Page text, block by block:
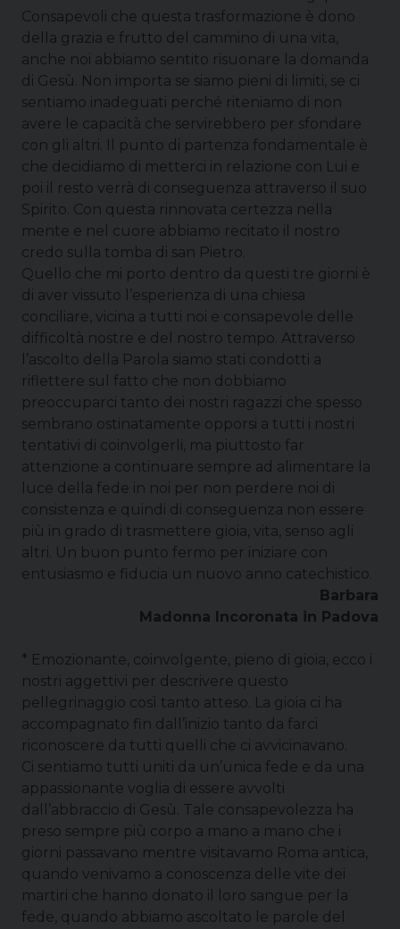
Consapevoli che questa trasformazione è dono
della grazia e frutto del cammino di una vita,
anche noi abbiamo sentito risuonare la domanda
di Gesù. Non importa se siamo pieni di limiti, se ci
sentiamo inadeguati perché riteniamo di non
avere le capacità che servirebbero per sfondare
con gli altri. Il punto di partenza fondamentale è
che decidiamo di metterci in relazione con Lui e
poi il resto verrà di conseguenza attraverso il suo
Spirito. Con questa rinnovata certezza nella
mente e nel cuore abbiamo recitato il nostro
credo sulla tomba di san Pietro.
Quello che mi porto dentro da questi tre giorni è
di aver vissuto l’esperienza di una chiesa
conciliare, vicina a tutti noi e consapevole delle
difficoltà nostre e del nostro tempo. Attraverso
l’ascolto della Parola siamo stati condotti a
riflettere sul fatto che non dobbiamo
preoccuparci tanto dei nostri ragazzi che spesso
sembrano ostinatamente opporsi a tutti i nostri
tentativi di coinvolgerli, ma piuttosto far
attenzione a continuare sempre ad alimentare la
luce della fede in noi per non perdere noi di
consistenza e quindi di conseguenza non essere
più in grado di trasmettere gioia, vita, senso agli
altri. Un buon punto fermo per iniziare con
entusiasmo e fiducia un nuovo anno catechistico.
Barbara
Madonna Incoronata in Padova
* Emozionante, coinvolgente, pieno di gioia, ecco i
nostri aggettivi per descrivere questo
pellegrinaggio così tanto atteso. La gioia ci ha
accompagnato fin dall’inizio tanto da farci
riconoscere da tutti quelli che ci avvicinavano.
Ci sentiamo tutti uniti da un’unica fede e da una
appassionante voglia di essere avvolti
dall’abbraccio di Gesù. Tale consapevolezza ha
preso sempre più corpo a mano a mano che i
giorni passavano mentre visitavamo Roma antica,
quando venivamo a conoscenza delle vite dei
martiri che hanno donato il loro sangue per la
fede, quando abbiamo ascoltato le parole del